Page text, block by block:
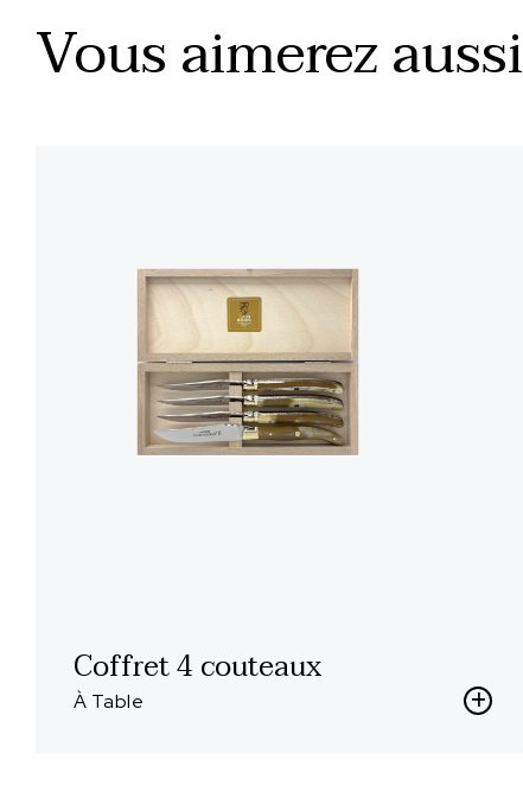
Vous aimerez aussi
Coffret 4 couteaux
À Table